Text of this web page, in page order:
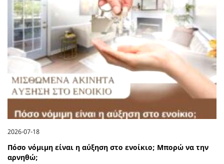
2026-07-18
Πόσο νόμιμη είναι η αύξηση στο ενοίκιο; Μπορώ να την
αρνηθώ;